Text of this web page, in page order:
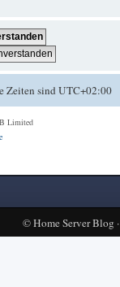
Zeiten sindUTC+02:00
Limited
©Home Server Blog